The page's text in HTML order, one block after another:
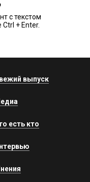
с текстом
+ Enter.
выпуск
есть кто